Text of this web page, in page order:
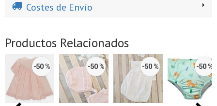
Costes de Envío
Productos Relacionados
-50 % -50 % -50 % -50 %